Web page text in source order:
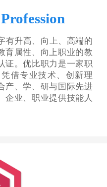
升高、向上、高端的
育属性、向上职业的教
证。优比职力是一家职
借专业技术、创新理
产、学、研与国际先进
企业、职业提供技能人